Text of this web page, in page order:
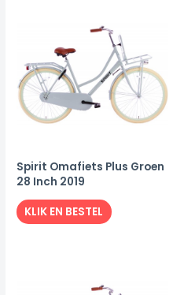
Spirit Omafiets Plus Groen
28 Inch 2019
KLIK EN BESTEL